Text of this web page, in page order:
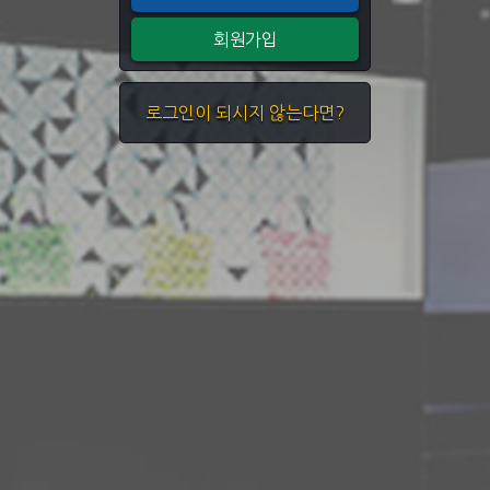
회원가입
로그인이 되시지 않는다면?